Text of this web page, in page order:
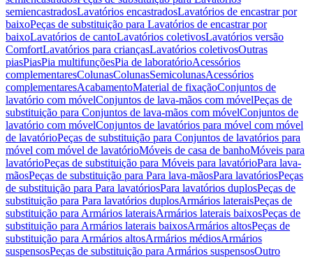
semiencastradosLavatórios encastradosLavatórios de encastrar por
baixoPeças de substituição para Lavatórios de encastrar por
baixoLavatórios de cantoLavatórios coletivosLavatórios versão
ComfortLavatórios para criançasLavatórios coletivosOutras
piasPiasPia multifunçõesPia de laboratórioAcessórios
complementaresColunasColunasSemicolunasAcessórios
complementaresAcabamentoMaterial de fixaçãoConjuntos de
lavatório com móvelConjuntos de lava-mãos com móvelPeças de
substituição para Conjuntos de lava-mãos com móvelConjuntos de
lavatório com móvelConjuntos de lavatórios para móvel com móvel
de lavatórioPeças de substituição para Conjuntos de lavatórios para
móvel com móvel de lavatórioMóveis de casa de banhoMóveis para
lavatórioPeças de substituição para Móveis para lavatórioPara lava-
mãosPeças de substituição para Para lava-mãosPara lavatóriosPeças
de substituição para Para lavatóriosPara lavatórios duplosPeças de
substituição para Para lavatórios duplosArmários lateraisPeças de
substituição para Armários lateraisArmários laterais baixosPeças de
substituição para Armários laterais baixosArmários altosPeças de
substituição para Armários altosArmários médiosArmários
suspensosPeças de substituição para Armários suspensosOutro